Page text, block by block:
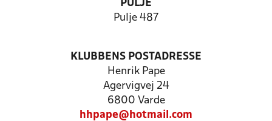
PULJE
Pulje 487
KLUBBENS POSTADRESSE
Henrik Pape
Agervigvej 24
6800 Varde
hhpape@hotmail.com